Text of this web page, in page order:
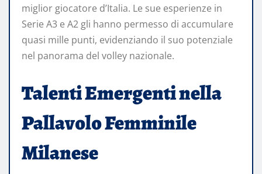
miglior giocatore d’Italia. Le sue esperienze in
Serie A3 e A2 gli hanno permesso di accumulare
quasi mille punti, evidenziando il suo potenziale
nel panorama del volley nazionale.
Talenti Emergenti nella
Pallavolo Femminile
Milanese